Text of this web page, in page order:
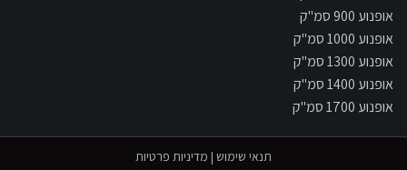
אופנוע 900 סמ"ק
אופנוע 1000 סמ"ק
אופנוע 1300 סמ"ק
אופנוע 1400 סמ"ק
אופנוע 1700 סמ"ק
תנאי שימוש | מדיניות פרטיות